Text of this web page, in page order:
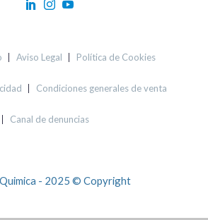
Aviso Legal Política de Cookies
Condiciones generales de venta
Canal de denuncias
- 2025 © Copyright